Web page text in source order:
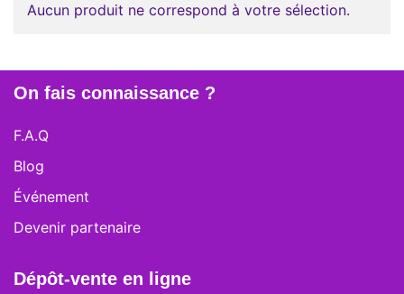
Aucun produit ne correspond à votre sélection.
On fais connaissance ?
F.A.Q
Blog
Événement
Devenir partenaire
Dépôt-vente en ligne